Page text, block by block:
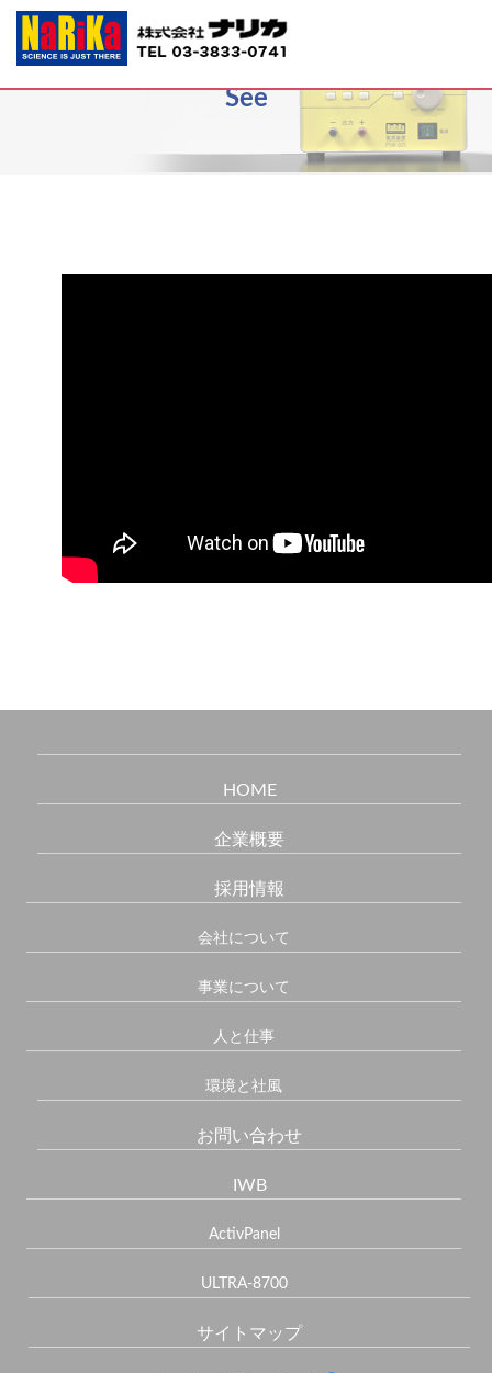
E31-7375 理科実験観察撮影装置Toru
See
HOME
企業概要
採用情報
会社について
事業について
人と仕事
環境と社風
お問い合わせ
IWB
ActivPanel
ULTRA-8700
サイトマップ